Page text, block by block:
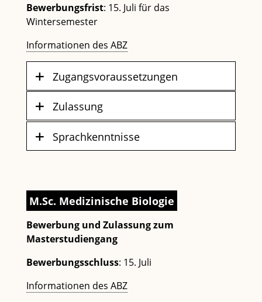
Bewerbungsfrist: 15. Juli für das
Wintersemester
Informationen des ABZ
Zugangsvoraussetzungen
Zulassung
Sprachkenntnisse
M.Sc. Medizinische Biologie
Bewerbung und Zulassung zum
Masterstudiengang
Bewerbungsschluss: 15. Juli
Informationen des ABZ